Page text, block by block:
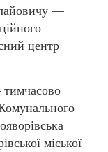
—
центр
міської